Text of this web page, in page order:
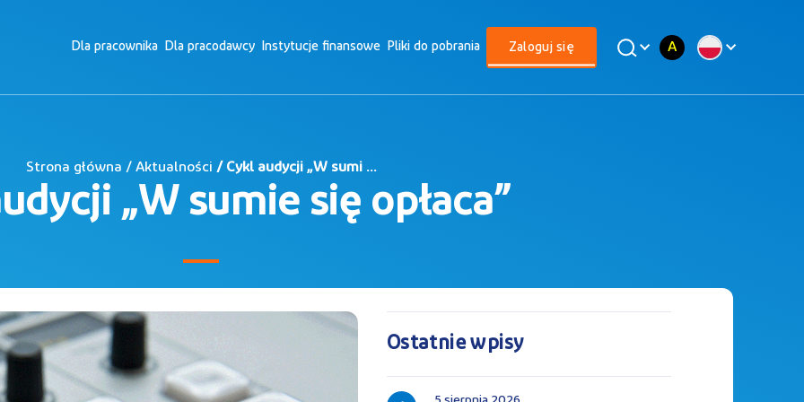
Dla pracownika Dla pracodawcy Instytucje finansowe Pliki do pobrania Zaloguj się A
Strona główna / Aktualności / Cykl audycji „W sumi ...
„W sumie się opłaca”
Ostatnie wpisy